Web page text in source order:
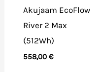
Akujaam EcoFlow
River 2 Max
(512Wh)
558,00 €